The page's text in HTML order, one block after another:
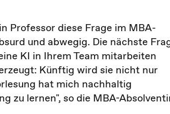
Professor diese Frage im MBA-
und abwegig. Die nächste
KI in Ihrem Team mitarbeiten
Künftig wird sie nicht nur
hat mich nachhaltig
zu lernen", so die MBA-